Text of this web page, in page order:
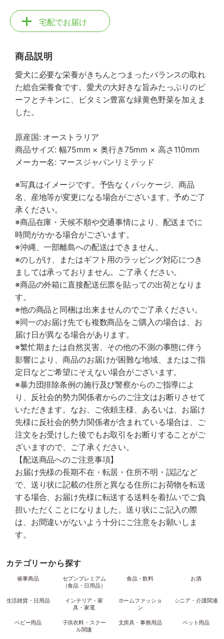
宅配でお届け
商品説明
愛犬に必要な栄養がきちんとつまったバランスの取れ
た総合栄養食です。愛犬の大好きな旨みたっぷりのビ
ーフとチキンに、ビタミン豊富な緑黄色野菜を加えま
した。
原産国: オーストラリア
商品サイズ: 幅75mm × 奥行き75mm × 高さ110mm
メーカー名: マースジャパンリミテッド
※写真はイメージです。予告なくパッケージ、商品
名、産地等が変更になる場合がございます。予めご了
承ください。
※商品在庫・天候不順や交通事情により、配送までに
時間がかかる場合がございます。
※沖縄、一部離島への配送はできません。
※のしがけ、またはギフト用のラッピング対応につき
ましては承っておりません。ご了承ください。
※商品の外箱に直接配送伝票を貼っての出荷となりま
す。
※他の商品と同梱は出来ませんのでご了承ください。
※同一のお届け先でも複数商品をご購入の場合は、お
届け日が異なる場合があります。
※繁忙期または自然災害、その他の不測の事態に伴う
影響により、商品のお届けが困難な地域、またはご指
定日などご希望にそえない場合がございます。
※暴力団排除条例の施行及び警察からのご指導によ
り、反社会的勢力関係者からのご注文はお断りさせて
いただきます。なお、ご依頼主様、あるいは、お届け
先様に反社会的勢力関係者が含まれている場合は、ご
注文をお受けした後でもお取引をお断りすることがご
ざいますので、ご了承ください。
【配送商品へのご注意事項】
お届け先様の長期不在・転居・住所不明・誤記など
で、送り状に記載の住所と異なる住所にお荷物を転送
する場合、お届け先様に転送する送料を着払いでご負
担いただくことになりました。送り状にご記入の際
は、お間違いがないよう十分にご注意をお願いしま
す。
カテゴリーから探す
催事商品
セブンプレミアム
（食品・日用品）
食品・飲料 お酒
生活雑貨・日用品
インテリア・家
具・家電
ホームファッショ
ン
シニア・介護関連
ベビー用品
子供衣料・スクー
ル関連
文房具・事務用品 ペット用品